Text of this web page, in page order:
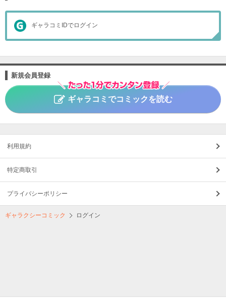
ギャラコミIDでログイン
新規会員登録
ギャラコミでコミックを読む
利用規約
特定商取引
プライバシーポリシー
ギャラクシーコミック ログイン